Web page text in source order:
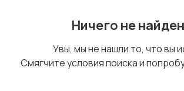
аккумуляторыНичего не
Увы, мы не нашли то, что вы
Смягчите условия поиска и